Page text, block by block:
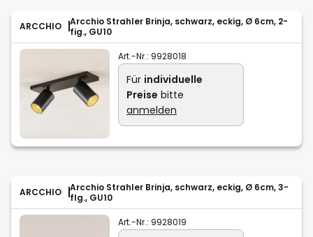
ARCCHIO
Arcchio Strahler Brinja, schwarz, eckig, Ø 6cm, 2-
fig., GU10
Art.-Nr.: 9928018
Für individuelle
Preise bitte
anmelden
ARCCHIO
Arcchio Strahler Brinja, schwarz, eckig, Ø 6cm, 3-
flg., GU10
Art.-Nr.: 9928019